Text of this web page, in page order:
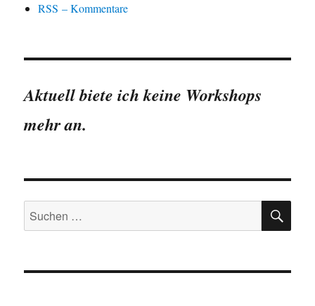
RSS – Kommentare
Aktuell biete ich keine Workshops
mehr an.
Suchen
nach: